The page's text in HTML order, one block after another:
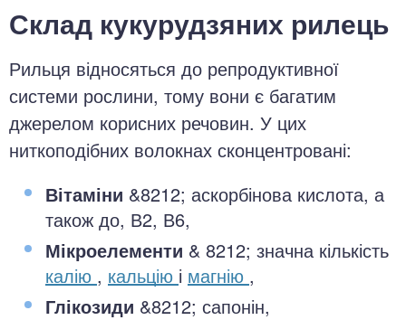
Склад кукурудзяних рилець
Рильця відносяться до репродуктивної
системи рослини, тому вони є багатим
джерелом корисних речовин. У цих
ниткоподібних волокнах сконцентровані:
Вітаміни &8212; аскорбінова кислота, а
також до, В2, В6,
Мікроелементи & 8212; значна кількість
калію , кальцію і магнію ,
Глікозиди &8212; сапонін,